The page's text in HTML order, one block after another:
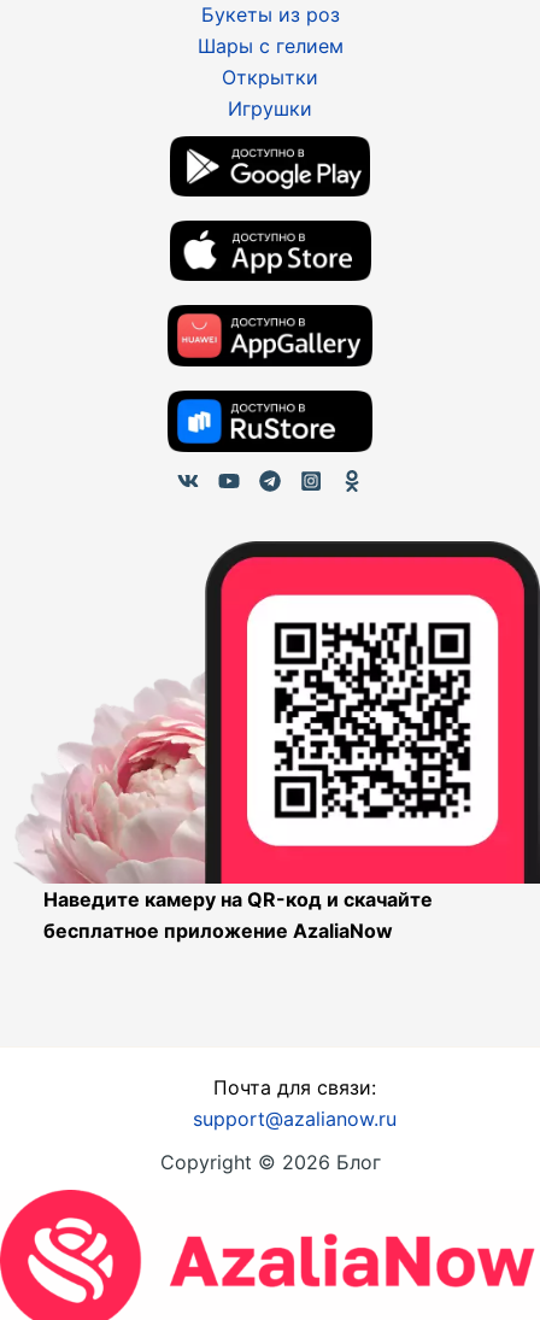
Букеты из роз
Шары с гелием
Открытки
Игрушки
Наведите камеру на QR-код и скачайте
бесплатное приложение AzaliaNow
Почта для связи:
support@azalianow.ru
Copyright © 2026 Блог